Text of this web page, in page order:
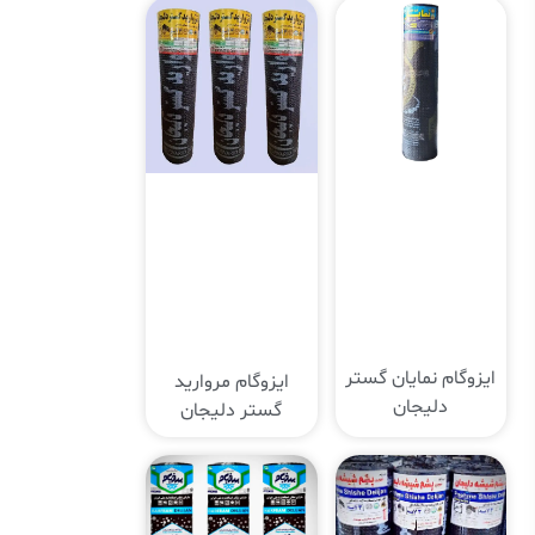
ایزوگام نمایان گستر
دلیجان
ایزوگام مروارید
گستر دلیجان